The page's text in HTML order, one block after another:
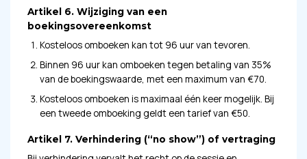
Artikel 6. Wijziging van een
boekingsovereenkomst
Kosteloos omboeken kan tot 96 uur van tevoren.
Binnen 96 uur kan omboeken tegen betaling van 35%
van de boekingswaarde, met een maximum van €70.
Kosteloos omboeken is maximaal één keer mogelijk. Bij
een tweede omboeking geldt een tarief van €50.
Artikel 7. Verhindering (“no show”) of vertraging